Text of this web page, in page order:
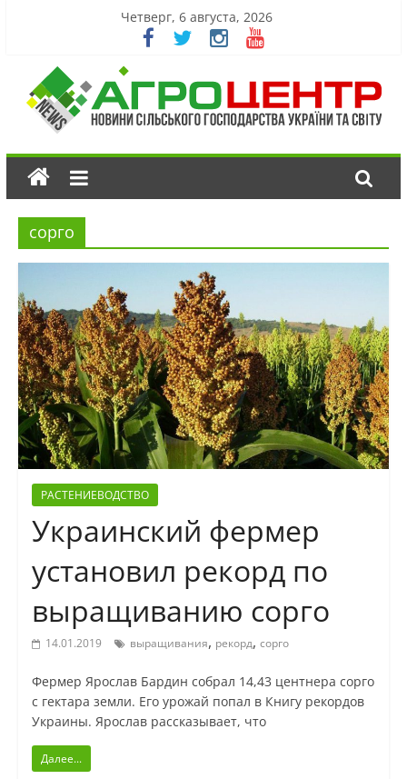
Четверг, 6 августа, 2026
сорго
РАСТЕНИЕВОДСТВО
Украинский фермер
установил рекорд по
выращиванию сорго
14.01.2019 выращивания, рекорд, сорго
Фермер Ярослав Бардин собрал 14,43 центнера сорго
с гектара земли. Его урожай попал в Книгу рекордов
Украины. Ярослав рассказывает, что
Далее...